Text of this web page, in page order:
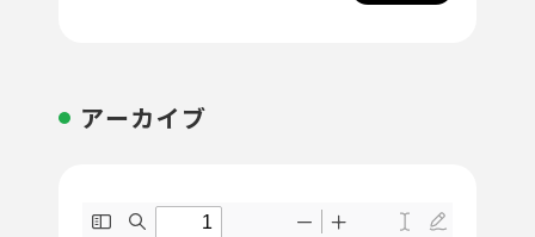
アーカイブ